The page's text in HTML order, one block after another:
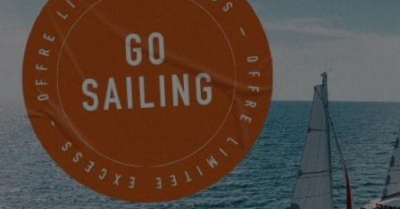
également en profiter avec une réduction spéciale.
N'attendez plus ! Rejoignez dès maintenant My Excess et
découvrez nos avantages exclusifs auprès de nos partenaires !